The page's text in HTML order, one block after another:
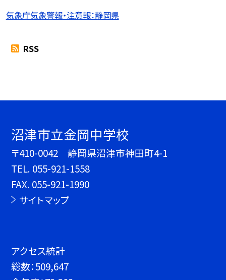
気象庁気象警報・注意報：静岡県
RSS
沼津市立金岡中学校
〒410-0042 静岡県沼津市神田町4-1
TEL. 055-921-1558
FAX. 055-921-1990
サイトマップ
アクセス統計
総数：509,647